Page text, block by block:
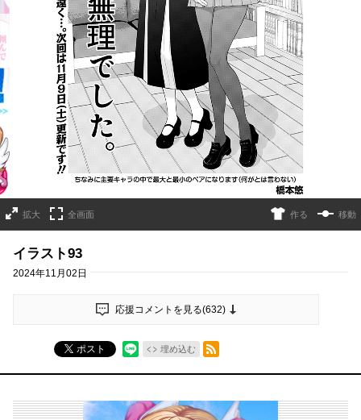
拡大 全画面 作る 移動
イラスト93
2024年11月02日
応援コメントを見る(632)
ポスト 埋め込む
RSSフィード